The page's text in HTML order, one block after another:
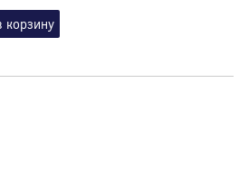
корзину